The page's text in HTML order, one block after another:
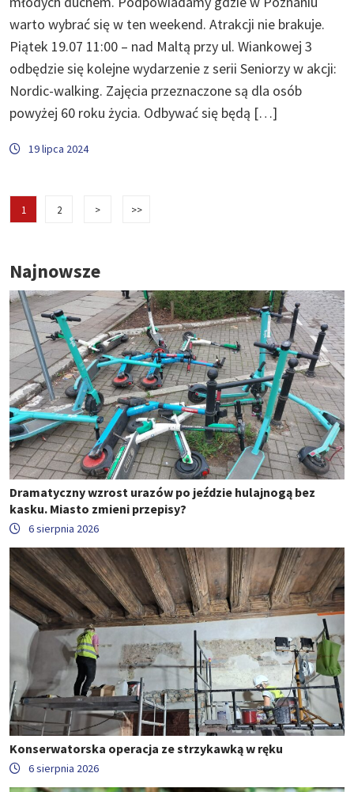
warto wybrać się w ten weekend. Atrakcji nie brakuje.
Piątek 19.07 11:00 – nad Maltą przy ul. Wiankowej 3
odbędzie się kolejne wydarzenie z serii Seniorzy w akcji:
Nordic-walking. Zajęcia przeznaczone są dla osób
powyżej 60 roku życia. Odbywać się będą […]
19 lipca 2024
1 2 > >>
Najnowsze
Dramatyczny wzrost urazów po jeździe hulajnogą bez
kasku. Miasto zmieni przepisy?
6 sierpnia 2026
Konserwatorska operacja ze strzykawką w ręku
6 sierpnia 2026